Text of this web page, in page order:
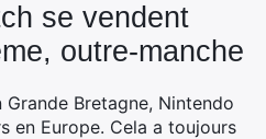
se vendent
outre-manche
Grande Bretagne, Nintendo
en Europe. Cela a toujours